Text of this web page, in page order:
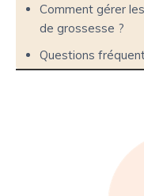
Comment gérer
de grossesse ?
Questions